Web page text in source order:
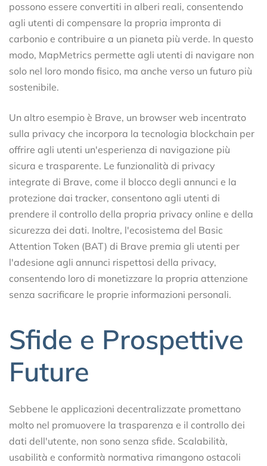
possono essere convertiti in alberi reali, consentendo
agli utenti di compensare la propria impronta di
carbonio e contribuire a un pianeta più verde. In questo
modo, MapMetrics permette agli utenti di navigare non
solo nel loro mondo fisico, ma anche verso un futuro più
sostenibile.
Un altro esempio è Brave, un browser web incentrato
sulla privacy che incorpora la tecnologia blockchain per
offrire agli utenti un'esperienza di navigazione più
sicura e trasparente. Le funzionalità di privacy
integrate di Brave, come il blocco degli annunci e la
protezione dai tracker, consentono agli utenti di
prendere il controllo della propria privacy online e della
sicurezza dei dati. Inoltre, l'ecosistema del Basic
Attention Token (BAT) di Brave premia gli utenti per
l'adesione agli annunci rispettosi della privacy,
consentendo loro di monetizzare la propria attenzione
senza sacrificare le proprie informazioni personali.
Sfide e Prospettive
Future
Sebbene le applicazioni decentralizzate promettano
molto nel promuovere la trasparenza e il controllo dei
dati dell'utente, non sono senza sfide. Scalabilità,
usabilità e conformità normativa rimangono ostacoli